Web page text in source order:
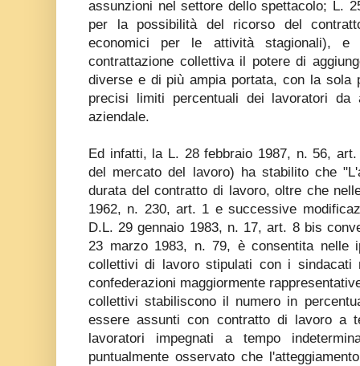
assunzioni nel settore dello spettacolo; L.
per la possibilità del ricorso del
economici per le attività stagionali),
contrattazione collettiva il potere di
diverse e di più ampia portata, con la sola
precisi limiti percentuali dei lavoratori da
aziendale.
Ed infatti, la L. 28 febbraio 1987, n. 56,
del mercato del lavoro) ha stabilito che
durata del contratto di lavoro, oltre che
1962, n. 230, art. 1 e successive
D.L. 29 gennaio 1983, n. 17, art. 8 bis
23 marzo 1983, n. 79, è consentita nelle
collettivi di lavoro stipulati con i sindacati
confederazioni maggiormente
collettivi stabiliscono il numero in
essere assunti con contratto di lavoro a
lavoratori impegnati a tempo
puntualmente osservato che